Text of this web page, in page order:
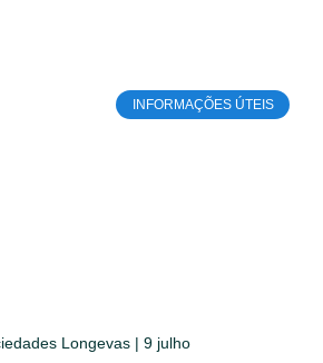
INFORMAÇÕES ÚTEIS
Longevas | 9 julho